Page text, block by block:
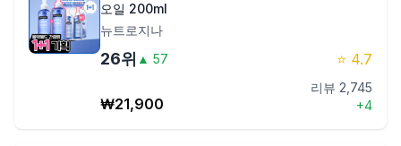
오일 200ml
뉴트로지나
26위 ▲ 57 ⭐ 4.7
₩21,900
리뷰 2,745
+4